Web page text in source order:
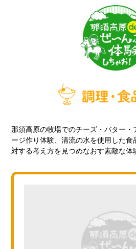
那須高原の牧場でのチーズ・バター・
ージ作り体験、清流の水を使用した食
対する考え方を見つめなおす素敵な体